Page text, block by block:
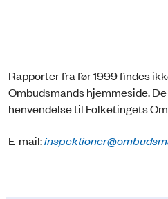
Rapporter fra før 1999 findes
Ombudsmands hjemmeside.
henvendelse til Folketingets
E-mail: